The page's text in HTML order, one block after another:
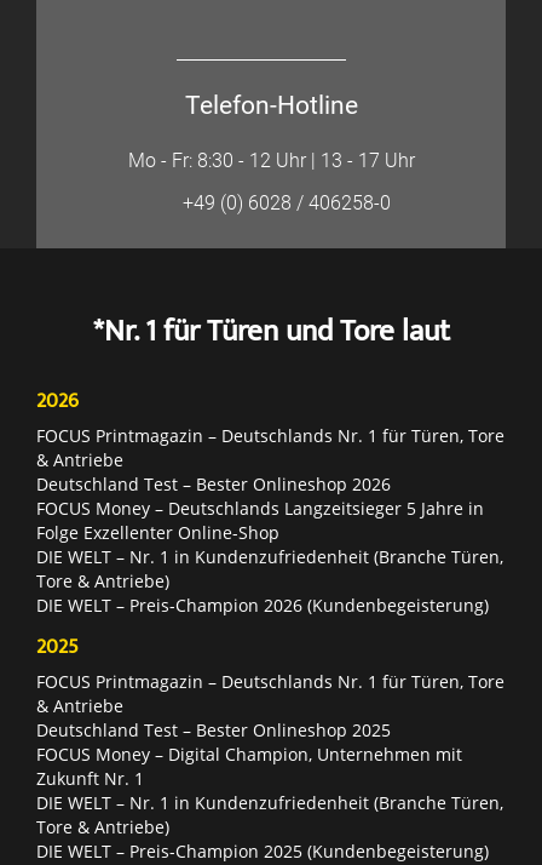
Telefon-Hotline
Mo - Fr: 8:30 - 12 Uhr | 13 - 17 Uhr
+49 (0) 6028 / 406258-0
*Nr. 1 für Türen und Tore laut
2026
FOCUS Printmagazin – Deutschlands Nr. 1 für Türen, Tore
& Antriebe
Deutschland Test – Bester Onlineshop 2026
FOCUS Money – Deutschlands Langzeitsieger 5 Jahre in
Folge Exzellenter Online-Shop
DIE WELT – Nr. 1 in Kundenzufriedenheit (Branche Türen,
Tore & Antriebe)
DIE WELT – Preis-Champion 2026 (Kundenbegeisterung)
2025
FOCUS Printmagazin – Deutschlands Nr. 1 für Türen, Tore
& Antriebe
Deutschland Test – Bester Onlineshop 2025
FOCUS Money – Digital Champion, Unternehmen mit
Zukunft Nr. 1
DIE WELT – Nr. 1 in Kundenzufriedenheit (Branche Türen,
Tore & Antriebe)
DIE WELT – Preis-Champion 2025 (Kundenbegeisterung)